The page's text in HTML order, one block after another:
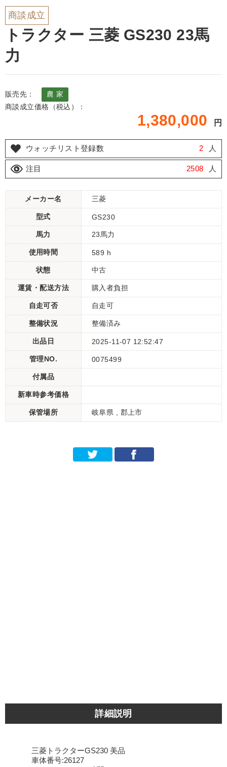
商談成立
トラクター 三菱 GS230 23馬
力
販売先：
農 家
商談成立価格（税込）：
1,380,000 円
ウォッチリスト登録数 2 人
注目 2508 人
メーカー名 三菱
型式 GS230
馬力 23馬力
使用時間 589 h
状態 中古
運賃・配送方法 購入者負担
自走可否 自走可
整備状況 整備済み
出品日 2025-11-07 12:52:47
管理NO. 0075499
付属品
新車時参考価格
保管場所 岐阜県 , 郡上市
詳細説明
三菱トラクターGS230 美品
車体番号:26127